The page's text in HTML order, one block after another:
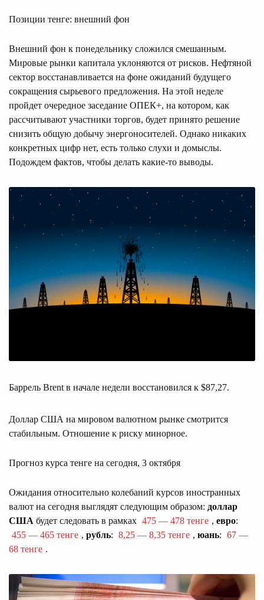
Позиции тенге: внешний фон
Внешний фон к понедельнику сложился смешанным.
Мировые рынки капитала уклоняются от рисков. Нефтяной
сектор восстанавливается на фоне ожиданий будущего
сокращения сырьевого предложения. На этой неделе
пройдет очередное заседание ОПЕК+, на котором, как
рассчитывают участники торгов, будет принято решение
снизить общую добычу энергоносителей. Однако никаких
конкретных цифр нет, есть только слухи и домыслы.
Подождем фактов, чтобы делать какие-то выводы.
Баррель Brent в начале недели восстановился к $87,27.
Доллар США на мировом валютном рынке смотрится
стабильным. Отношение к риску минорное.
Прогноз курса тенге на сегодня, 3 октября
Ожидания относительно колебаний курсов иностранных
валют на сегодня выглядят следующим образом: доллар
США будет следовать в рамках 475 — 478 тенге , евро:
455 — 465 тенге , рубль: 8,25 — 8,35 тенге , юань: 67 —
68 тенге .